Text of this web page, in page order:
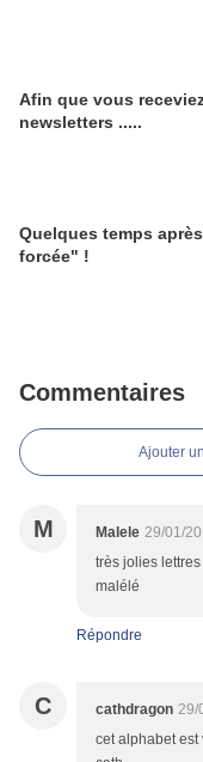
Afin que vous
newsletters .....
Quelques temps
forcée" !
Commentaires
Ajouter
M Malele 29/01/
très jolies
malélé
Répondre
C cathdragon 29/
cet alphabet est